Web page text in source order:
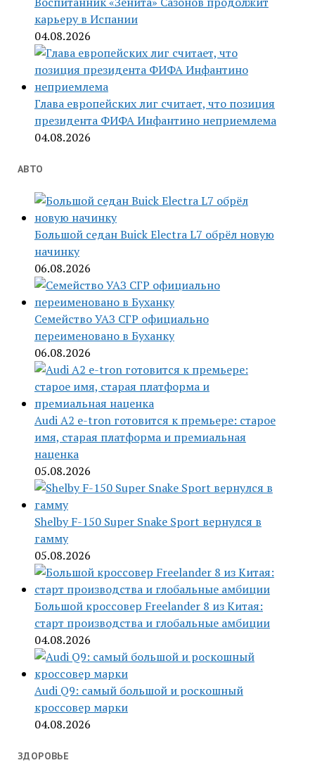
карьеру в Испании
04.08.2026
Глава европейских лиг считает, что позиция
президента ФИФА Инфантино неприемлема
04.08.2026
АВТО
Большой седан Buick Electra L7 обрёл новую
начинку
06.08.2026
Семейство УАЗ СГР официально
переименовано в Буханку
06.08.2026
Audi A2 e-tron готовится к премьере: старое
имя, старая платформа и премиальная
наценка
05.08.2026
Shelby F-150 Super Snake Sport вернулся в
гамму
05.08.2026
Большой кроссовер Freelander 8 из Китая:
старт производства и глобальные амбиции
04.08.2026
Audi Q9: самый большой и роскошный
кроссовер марки
04.08.2026
ЗДОРОВЬЕ